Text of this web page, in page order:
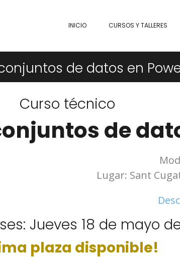
INICIO CURSOS Y TALLERES
de datos en
Curso técnico
de
Lugar: Sant
Jueves 18 de mayo
plaza disponible!